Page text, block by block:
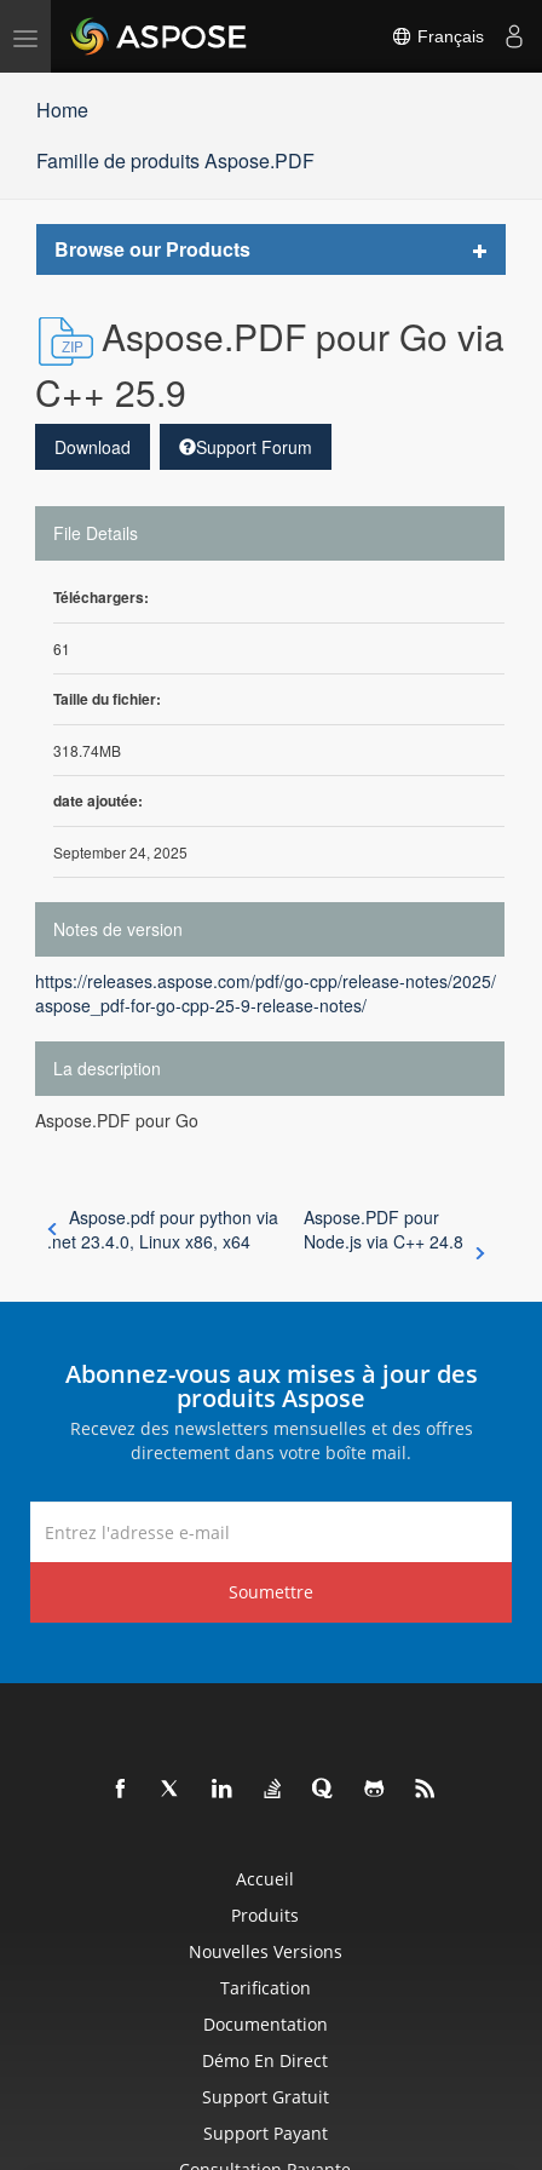
Basculer
Français
Home
Famille de produits Aspose.PDF
Browse our Products
Toggle
Aspose.PDF pour Go via
C++ 25.9
Download Support Forum
File Details
Téléchargers:
61
Taille du fichier:
318.74MB
date ajoutée:
September 24, 2025
Notes de version
https://releases.aspose.com/pdf/go-cpp/release-notes/2025/
aspose_pdf-for-go-cpp-25-9-release-notes/
La description
Aspose.PDF pour Go
Aspose.pdf pour python via
.net 23.4.0, Linux x86, x64
Aspose.PDF pour
Node.js via C++ 24.8
Abonnez-vous aux mises à jour des
produits Aspose
Recevez des newsletters mensuelles et des offres
directement dans votre boîte mail.
Soumettre
Accueil
Produits
Nouvelles Versions
Tarification
Documentation
Démo En Direct
Support Gratuit
Support Payant